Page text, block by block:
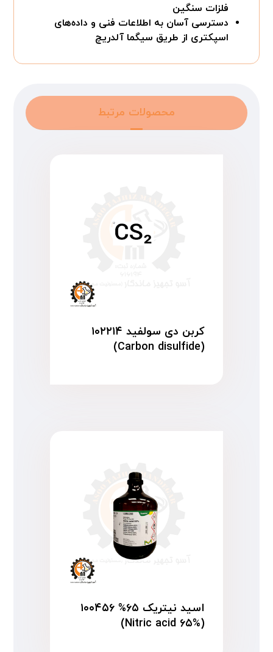
فلزات سنگین
دسترسی آسان به اطلاعات فنی و داده‌های
اسپکتری از طریق سیگما آلدریچ
محصولات مرتبط
کربن دی سولفید ۱۰۲۲۱۴
(Carbon disulfide)
اسید نیتریک ۶۵% ۱۰۰۴۵۶
(Nitric acid ۶۵%)